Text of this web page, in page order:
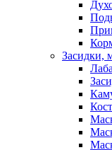
Засидки,